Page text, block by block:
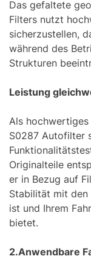
Das gefaltete
Filters nutzt
sicherzustellen,
während des
Strukturen
Leistung
Als
S0287 Autofilter
Originalteile
er in Bezug auf
Stabilität mit den
ist und Ihrem
bietet.
2.Anwendbare